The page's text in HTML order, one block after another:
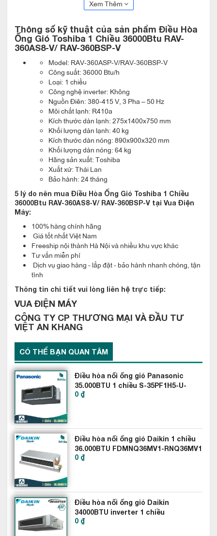
Điều Hòa Ống Gió Toshiba 1 Chiều 36000Btu RAV-360AS8-V/
dễ dàng hơn với chiều cao cho phép trong khoảng 850mm, với
khoảng cách được tính từ miệng xả thải của máy. Tính năng
trong việc lắp đặt máy, tận dụng tốt mọi không gian của căn
phòng. Kích thước thiết kế của máy nhỏ gọn với chiều cao
trung bình trong khoảng 275mm, giúp đáp ứng tốt những điều
kiện lắp đặt khắt khe trong mọi không gian căn phòng. Áp suất
hoạt động tĩnh bên ngoài có thể tăng cao lên đến khoảng
120Pa, giúp cho các không gian xung quanh máy luôn đạt
được độ lạnh theo mong muốn của khách hàng.
Sử dụng ống gió mềm linh hoạt, cho phép sự linh hoạt trong
Áp suất tĩnh cao: Áp suất tĩnh bên ngoài có thể tăng cao đến
120Pa, cho tất cả các khu vực qua phòng có thể đạt được
nhiệt độ mong muốn.
Bơm thoát nước tích hợp cho phép lắp đặt ống nước xả thuận
tiện, chiều cao ống xả nước ngưng có thể lên tới 850mm tính
từ miệng xả nước ngưng.
Lớp phủ dàn lạnh Aqua Resin: Dàn trao đôi nhiệt được phủ lớp
Aqua Resin làm giảm sự động nước ngưng tụ, dầu trên dàn,
cũng như giảm thiểu sự tích tụ bụi bẩn.
Hiệu suất hoạt động cao: Máy cho phép chạy quá tải ở thời
gian cao hay hoạt động trong phòng có kích thước lớn hơn so
với máy.
Điều hòa âm trần nối ống gió Toshiba RAV-360ASP-V/RAV-
360BSP-V thân thiện hơn với môi trường nhờ sử dụng môi
chất làm lạnh “không CFC”, hạn chế sự ảnh hưởng của chúng
đến môi trường, không ảnh hưởng đến tầng ozone, giảm thiểu
ảnh hưởng đến hiệu ứng nhà kính. Các dàn lạnh của máy
được tích hợp chất Aqua Resin giúp cho giảm sự tác động
mạnh của nước xả thải, các loại dầu tạo ra trong quá trình hoạt
động, giảm thiểu sự tích tụ bụi bẩn.
Xem Thêm
Thông số kỹ thuật của sản phẩm Điều Hòa
Ống Gió Toshiba 1 Chiều 36000Btu RAV-
360AS8-V/ RAV-360BSP-V
Model: RAV-360ASP-V/RAV-360BSP-V
Công suất: 36000 Btu/h
Loại: 1 chiều
Công nghệ inverter: Không
Nguồn Điên: 380-415 V, 3 Pha – 50 Hz
Môi chất lạnh: R410a
Kích thước dàn lạnh: 275x1400x750 mm
Khối lượng dàn lạnh: 40 kg
Kích thước dàn nóng: 890x900x320 mm
Khối lượng dàn nóng: 64 kg
Hãng sản xuất: Toshiba
Xuất xứ: Thái Lan
Bảo hành: 24 tháng
5 lý do nên mua Điều Hòa Ống Gió Toshiba 1 Chiều
36000Btu RAV-360AS8-V/ RAV-360BSP-V tại Vua Điện
Máy:
100% hàng chính hãng
Giá tốt nhất Việt Nam
Freeship nội thành Hà Nội và nhiều khu vực khác
Tư vấn miễn phí
Dịch vụ giao hàng - lắp đặt - bảo hành nhanh chóng, tận
tình
Thông tin chi tiết vui lòng liên hệ trực tiếp:
VUA ĐIỆN MÁY
CÔNG TY CP THƯƠNG MẠI VÀ ĐẦU TƯ
VIỆT AN KHANG
CÓ THỂ BẠN QUAN TÂM
Điều hòa nối ống gió Panasonic
35.000BTU 1 chiều S-35PF1H5-U-
35PV1H8
0 ₫
Điều hòa nối ống gió Daikin 1 chiều
36.000BTU FDMNQ36MV1-RNQ36MV1
0 ₫
Điều hòa nối ống gió Daikin
34000BTU inverter 1 chiều
FBA100BVMA9-RZF100CVM
0 ₫